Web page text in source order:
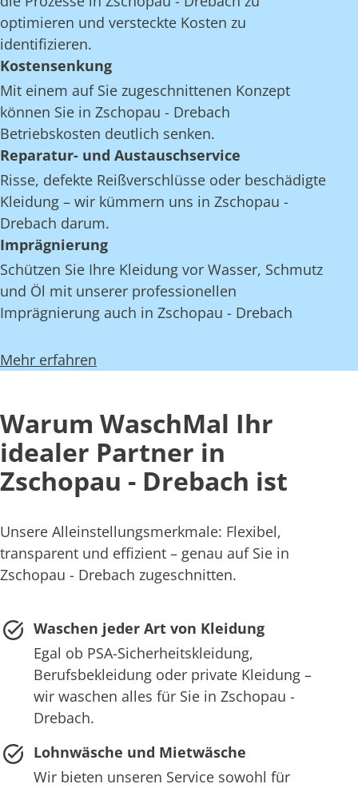
optimieren und versteckte Kosten zu
identifizieren.
Kostensenkung
Mit einem auf Sie zugeschnittenen Konzept
können Sie in Zschopau - Drebach
Betriebskosten deutlich senken.
Reparatur- und Austauschservice
Risse, defekte Reißverschlüsse oder beschädigte
Kleidung – wir kümmern uns in Zschopau -
Drebach darum.
Imprägnierung
Schützen Sie Ihre Kleidung vor Wasser, Schmutz
und Öl mit unserer professionellen
Imprägnierung auch in Zschopau - Drebach
Mehr erfahren
Warum WaschMal Ihr
idealer Partner in
Zschopau - Drebach ist
Unsere Alleinstellungsmerkmale: Flexibel,
transparent und effizient – genau auf Sie in
Zschopau - Drebach zugeschnitten.
Waschen jeder Art von Kleidung
Egal ob PSA-Sicherheitskleidung,
Berufsbekleidung oder private Kleidung –
wir waschen alles für Sie in Zschopau -
Drebach.
Lohnwäsche und Mietwäsche
Wir bieten unseren Service sowohl für